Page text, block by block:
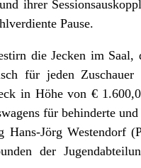
ihrer
Pause.
die Jecken im Saal,
für jeden
in Höhe von €
für behinderte
Jörg Westendorf
der